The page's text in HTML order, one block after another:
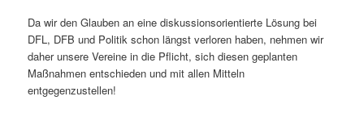
Da wir den Glauben an eine diskussionsorientierte Lösung bei
DFL, DFB und Politik schon längst verloren haben, nehmen wir
daher unsere Vereine in die Pflicht, sich diesen geplanten
Maßnahmen entschieden und mit allen Mitteln
entgegenzustellen!